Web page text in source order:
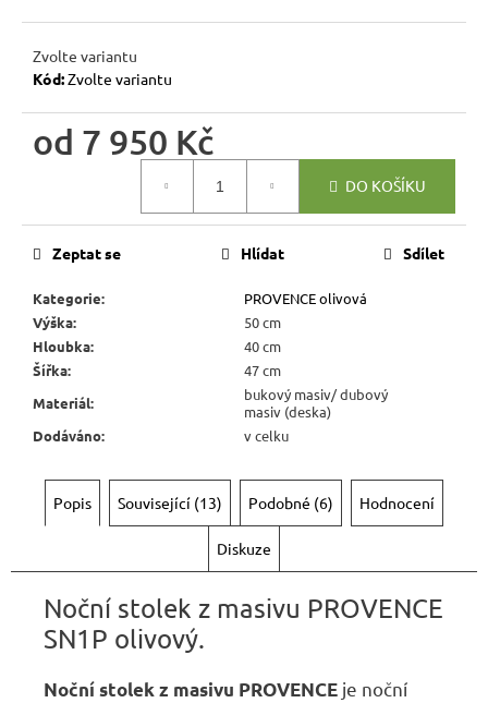
Zvolte variantu
Kód:Zvolte variantu
od 7 950 Kč
DO KOŠÍKU
Kategorie:
PROVENCE olivová
Výška:
50 cm
Hloubka:
40 cm
Šířka:
47 cm
Materiál:
bukový masiv/ dubový
masiv (deska)
Dodáváno: v celku
Zeptat se Hlídat Sdílet
Popis Související (13) Podobné (6) Hodnocení
Diskuze
Noční stolek z masivu PROVENCE
SN1P olivový.
Noční stolek z masivu PROVENCE je noční
JÍDELNÍ
ŽIDLE
MEXICANA
SIL25
2
403
Kč
Kč